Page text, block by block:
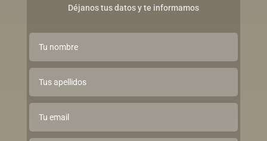
Déjanos tus datos y te informamos